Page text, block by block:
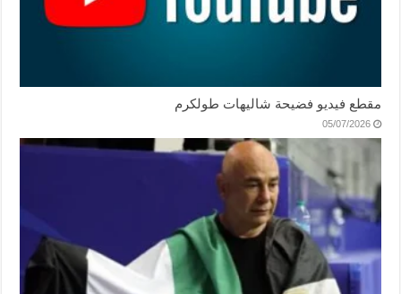
مقطع فيديو فضيحة شاليهات طولكرم
05/07/2026